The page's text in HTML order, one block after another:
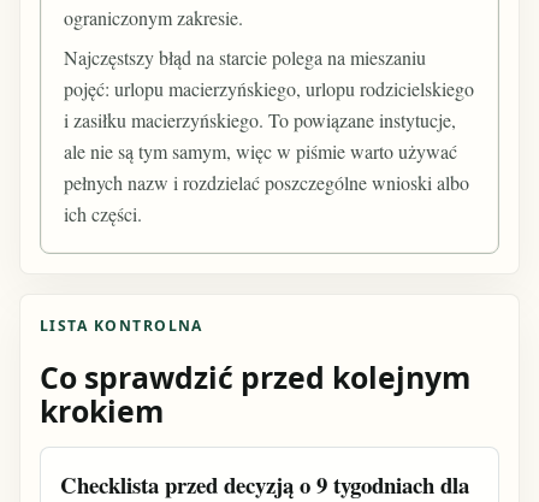
ograniczonym zakresie.
Najczęstszy błąd na starcie polega na mieszaniu
pojęć: urlopu macierzyńskiego, urlopu rodzicielskiego
i zasiłku macierzyńskiego. To powiązane instytucje,
ale nie są tym samym, więc w piśmie warto używać
pełnych nazw i rozdzielać poszczególne wnioski albo
ich części.
LISTA KONTROLNA
Co sprawdzić przed kolejnym
krokiem
Checklista przed decyzją o 9 tygodniach dla